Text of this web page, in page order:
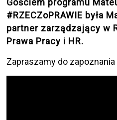
Gościem programu
#RZECZoPRAWIE była
partner zarządzający w
Prawa Pracy i HR .
Zapraszamy do